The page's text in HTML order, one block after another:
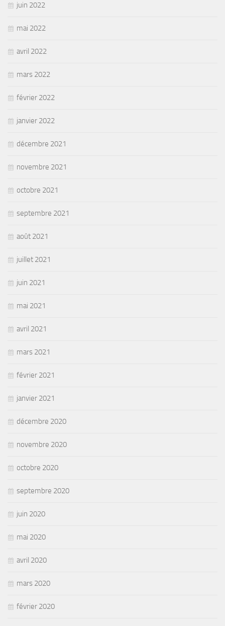
juin 2022
mai 2022
avril 2022
mars 2022
février 2022
janvier 2022
décembre 2021
novembre 2021
octobre 2021
septembre 2021
août 2021
juillet 2021
juin 2021
mai 2021
avril 2021
mars 2021
février 2021
janvier 2021
décembre 2020
novembre 2020
octobre 2020
septembre 2020
juin 2020
mai 2020
avril 2020
mars 2020
février 2020